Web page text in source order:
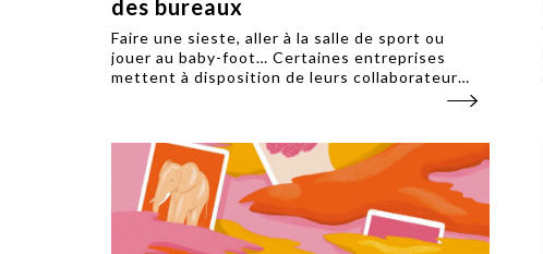
des bureaux
Faire une sieste, aller à la salle de sport ou
jouer au baby-foot… Certaines entreprises
mettent à disposition de leurs collaborateurs
des espaces de détente. Mais les moments de